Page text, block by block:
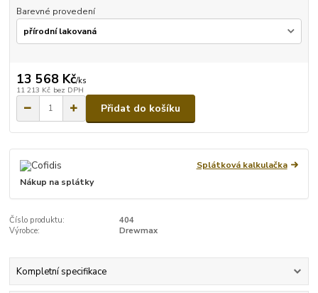
Barevné provedení
13 568 Kč/ks
11 213 Kč bez DPH
Přidat do košíku
Splátková kalkulačka
Nákup na splátky
Číslo produktu:
404
Výrobce:
Drewmax
Kompletní specifikace